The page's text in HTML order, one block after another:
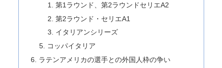
第1ラウンド、第2ラウンドセリエA2
第2ラウンド・セリエA1
イタリアンシリーズ
コッパイタリア
ラテンアメリカの選手との外国人枠の争い